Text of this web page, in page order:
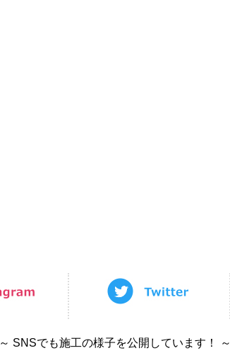
～ SNSでも施工の様子を公開しています！ ～